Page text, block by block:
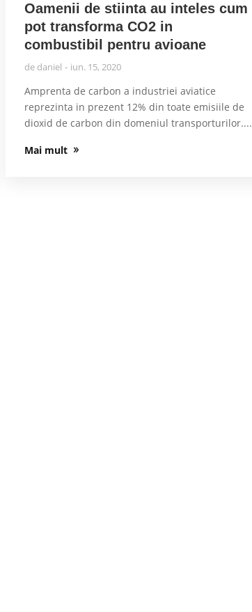
Oamenii de stiinta au inteles cum
pot transforma CO2 in
combustibil pentru avioane
de daniel iun. 15, 2020
Amprenta de carbon a industriei aviatice
reprezinta in prezent 12% din toate emisiile de
dioxid de carbon din domeniul transporturilor....
Mai mult